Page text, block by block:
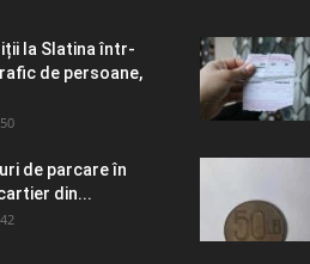
la Slatina într-
de persoane,
de parcare în
din...